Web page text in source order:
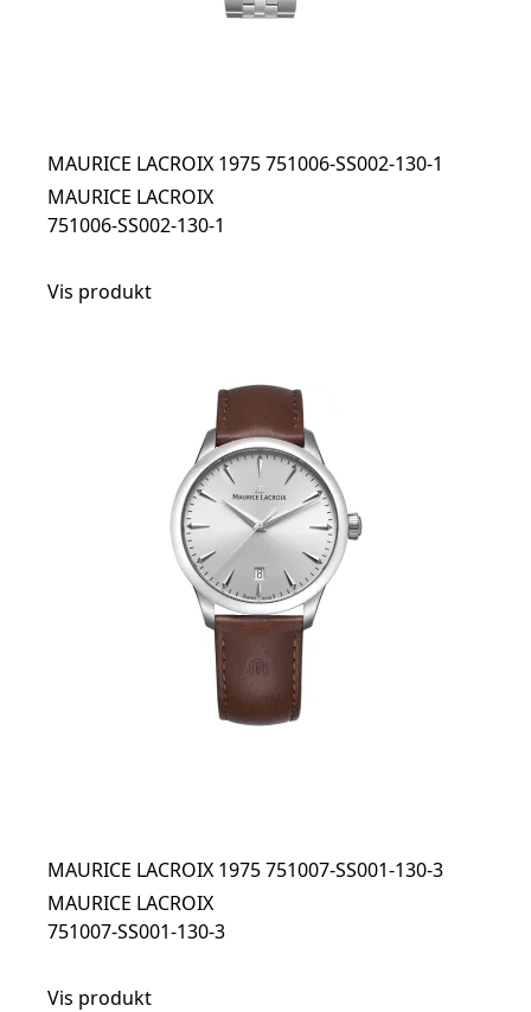
MAURICE LACROIX 1975 751006-SS002-130-1
MAURICE LACROIX
751006-SS002-130-1
Vis produkt
MAURICE LACROIX 1975 751007-SS001-130-3
MAURICE LACROIX
751007-SS001-130-3
Vis produkt